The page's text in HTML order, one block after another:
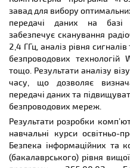
завад для вибору
передачі даних на базі
забезпечує сканування
2,4 ГГц, аналіз рівня
безпроводових
тощо. Результати аналізу
часу, що дозволяє
передачі даних та
безпроводових мереж.
Результати розробки
навчальні курси освітньо-
Безпека інформаційних та
(бакалаврського) рівня